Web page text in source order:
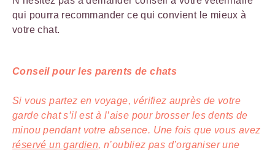
qui pourra recommander ce qui convient le mieux à
votre chat.
Conseil pour les parents de chats
Si vous partez en voyage, vérifiez auprès de votre
garde chat s’il est à l’aise pour brosser les dents de
minou pendant votre absence. Une fois que vous avez
réservé un gardien, n’oubliez pas d’organiser une